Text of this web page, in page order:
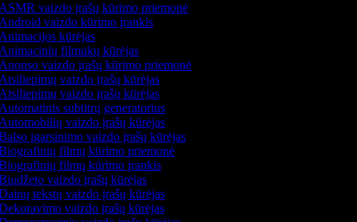
vaizdo įrašų kūrimo priemonė
vaizdo kūrimo įrankis
kūrėjas
filmukų kūrėjas
vaizdo įrašų kūrimo priemonė
vaizdo įrašų kūrėjas
vaizdo įrašų kūrėjas
subtitrų generatorius
vaizdo įrašų kūrėjas
įgarsinimo vaizdo įrašų kūrėjas
filmų kūrimo priemonė
filmų kūrimo įrankis
vaizdo įrašų kūrėjas
tekstų vaizdo įrašų kūrėjas
vaizdo įrašų kūrėjas